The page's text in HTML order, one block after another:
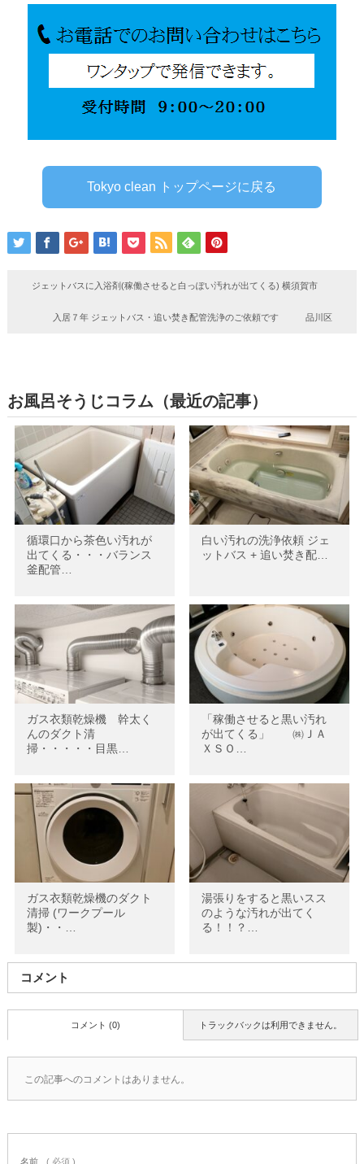
Tokyo clean トップページに戻る
ジェットバスに入浴剤(稼働させると白っぽい汚れが出てくる) 横須賀市
入居７年 ジェットバス・追い焚き配管洗浄のご依頼です 品川区
お風呂そうじコラム（最近の記事）
循環口から茶色い汚れが
出てくる・・・バランス
釜配管…
白い汚れの洗浄依頼 ジェ
ットバス + 追い焚き配…
ガス衣類乾燥機 幹太く
んのダクト清
掃・・・・・目黒…
「稼働させると黒い汚れ
が出てくる」 ㈱ＪＡ
ＸＳＯ…
ガス衣類乾燥機のダクト
清掃 (ワークプール
製)・・…
湯張りをすると黒いスス
のような汚れが出てく
る！！？…
コメント
トラックバックは利用できません。
コメント (0)
この記事へのコメントはありません。
名前 ( 必須 )